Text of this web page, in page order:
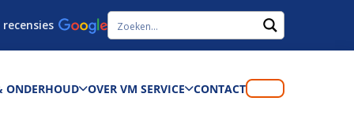
recensies
ONDERHOUD OVER VM SERVICE CONTACT